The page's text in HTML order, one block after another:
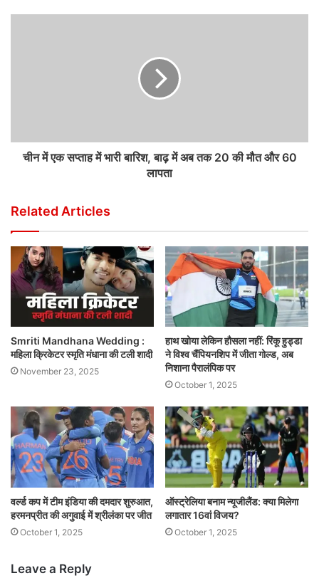
चीन में एक सप्ताह में भारी बारिश, बाढ़ में अब तक 20 की मौत और 60
लापता
Related Articles
Smriti Mandhana Wedding :
महिला क्रिकेटर स्मृति मंधाना की टली शादी
November 23, 2025
हाथ खोया लेकिन हौसला नहीं: रिंकू हुड्डा
ने विश्व चैंपियनशिप में जीता गोल्ड, अब
निशाना पैरालंपिक पर
October 1, 2025
वर्ल्ड कप में टीम इंडिया की दमदार शुरुआत,
हरमनप्रीत की अगुवाई में श्रीलंका पर जीत
October 1, 2025
ऑस्ट्रेलिया बनाम न्यूजीलैंड: क्या मिलेगा
लगातार 16वां विजय?
October 1, 2025
Leave a Reply